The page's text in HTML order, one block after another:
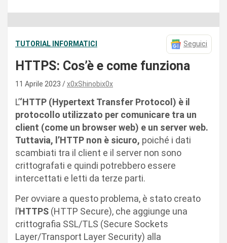
TUTORIAL INFORMATICI Seguici
HTTPS: Cos’è e come funziona
11 Aprile 2023 x0xShinobix0x
L’‘HTTP (Hypertext Transfer Protocol) è il
protocollo utilizzato per comunicare tra un
client (come un browser web) e un server web.
Tuttavia, l’HTTP non è sicuro, poiché i dati
scambiati tra il client e il server non sono
crittografati e quindi potrebbero essere
intercettati e letti da terze parti.
Per ovviare a questo problema, è stato creato
l’HTTPS (HTTP Secure), che aggiunge una
crittografia SSL/TLS (Secure Sockets
Layer/Transport Layer Security) alla